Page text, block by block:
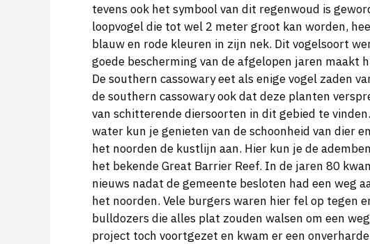
tevens ook het symbool van dit regenwoud is
loopvogel die tot wel 2 meter groot kan worden,
blauw en rode kleuren in zijn nek. Dit vogelsoort
goede bescherming van de afgelopen jaren maakt
De southern cassowary eet als enige vogel zaden
de southern cassowary ook dat deze planten
van schitterende diersoorten in dit gebied te
water kun je genieten van de schoonheid van dier
het noorden de kustlijn aan. Hier kun je de
het bekende Great Barrier Reef. In de jaren 80
nieuws nadat de gemeente besloten had een weg
het noorden. Vele burgers waren hier fel op tegen
bulldozers die alles plat zouden walsen om een
project toch voortgezet en kwam er een